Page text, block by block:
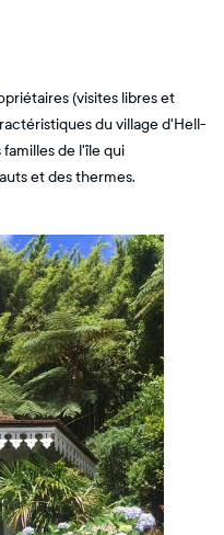
(visites libres et
du village d'Hell-
de l'île qui
et des thermes.